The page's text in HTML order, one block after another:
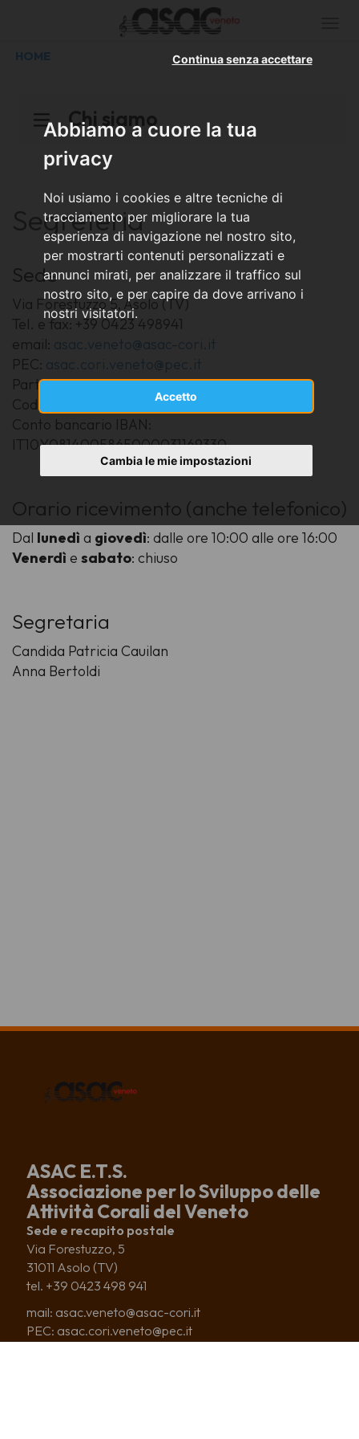
Abbiamo a cuore la tua
privacy
Noi usiamo i cookies e altre tecniche di
tracciamento per migliorare la tua
esperienza di navigazione nel nostro sito,
per mostrarti contenuti personalizzati e
annunci mirati, per analizzare il traffico sul
nostro sito, e per capire da dove arrivano i
nostri visitatori.
Accetto
Continua senza accettare
Cambia le mie impostazioni
HOME
Chi siamo
Segreteria
Sede
Via Forestuzzo 5, Asolo (TV)
Tel. e fax: +39 0423 498941
email: asac.veneto@asac-cori.it
PEC: asac.cori.veneto@pec.it
Partita IVA: 03141760276
Codice fiscale: 80016910277
Conto bancario IBAN:
IT10Y0814005865000031169330
Orario ricevimento (anche telefonico)
Dal lunedì a giovedì: dalle ore 10:00 alle ore 16:00
Venerdì e sabato: chiuso
Segretaria
Candida Patricia Cauilan
Anna Bertoldi
ASAC E.T.S.
Associazione per lo Sviluppo delle
Attività Corali del Veneto
Sede e recapito postale
Via Forestuzzo, 5
31011 Asolo (TV)
tel. +39 0423 498 941
mail: asac.veneto@asac-cori.it
PEC: asac.cori.veneto@pec.it